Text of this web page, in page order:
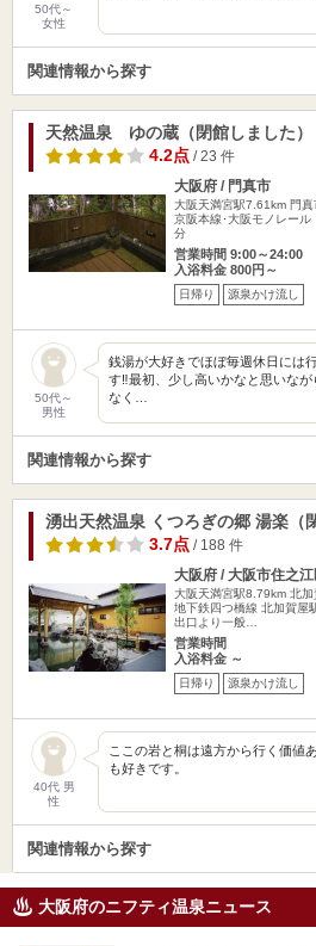
50代～
女性
関連情報から探す
天然温泉 ゆの蔵（閉館しました）
4.2点/ 23 件
大阪府 / 門真市
大阪天満宮駅7.61km 門
京阪本線･大阪モノレー
分
営業時間 9:00～24:00
入浴料金 800円～
日帰り 源泉かけ流し
50代～
男性
銭湯が大好きでほぼ毎週休日には
す‼️最初、少し高いかなと思いな
なく…
関連情報から探す
湧出天然温泉 くつろぎの郷 湯楽（
3.7点/ 188 件
大阪府 / 大阪市住之
大阪天満宮駅8.79km 北加
地下鉄四つ橋線 北加賀屋
出口より一般…
営業時間
入浴料金 ～
日帰り 源泉かけ流し
40代 男
性
ここの岩と桐は遠方から行く価値
も好きです。
関連情報から探す
大阪府のニフティ温泉ニュース